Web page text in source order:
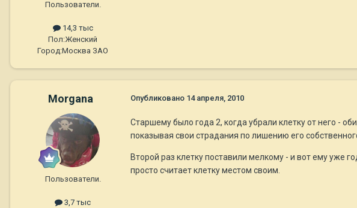
Пользователи.
14,3 тыс
Пол:Женский
Город:Москва ЗАО
Morgana
Пользователи.
3,7 тыс
Опубликовано 14 апреля, 2010
Старшему было года 2, когда убрали клетку от него -
показывая свои страдания по лишению его
Второй раз клетку поставили мелкому - и вот ему уже
просто считает клетку местом своим.